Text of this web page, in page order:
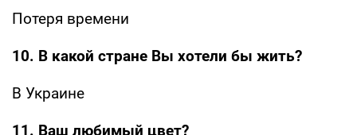
Потеря времени
10. В какой стране Вы хотели бы жить?
В Украине
11. Ваш любимый цвет?